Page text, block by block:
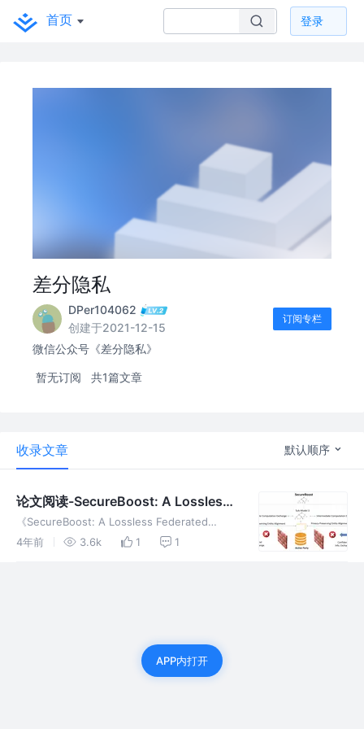
首页 登录
差分隐私
DPer104062
创建于2021-12-15
订阅专栏
微信公众号《差分隐私》
暂无订阅 共1篇文章
收录文章 默认顺序
论文阅读-SecureBoost: A Lossless
Federated Learning Framework
《SecureBoost: A Lossless Federated
Learning Framework》讲述了纵向联邦学习下
4年前 3.6k 1 1
APP内打开